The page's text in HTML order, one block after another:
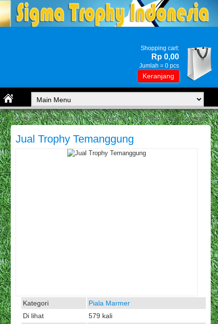
Shopping cart:
Rp 0,00
Jumlah = 0 pcs
Keranjang
Home » Trophy-Piala Set » Piala Marmer » Jual Trophy Temanggung
Jual Trophy Temanggung
Kategori
Piala Marmer
Di lihat
579 kali